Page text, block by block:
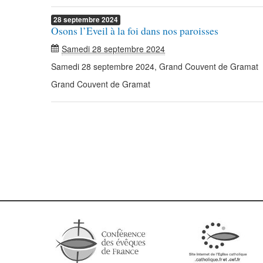
28septembre2024
Osons l’Eveil à la foi dans nos paroisses
Samedi 28 septembre 2024
Samedi 28 septembre 2024, Grand Couvent de Gramat
Grand Couvent de Gramat